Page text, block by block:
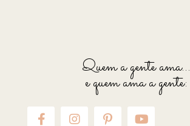
Quem a gente ama...
e quem ama a gente: